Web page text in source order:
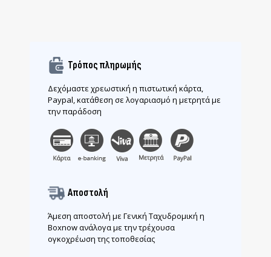
Τρόπος πληρωμής
Δεχόμαστε χρεωστική η πιστωτική κάρτα,
Paypal, κατάθεση σε λογαριασμό η μετρητά με
την παράδοση
Αποστολή
Άμεση αποστολή με Γενική Ταχυδρομική η
Boxnow ανάλογα με την τρέχουσα
ογκοχρέωση της τοποθεσίας